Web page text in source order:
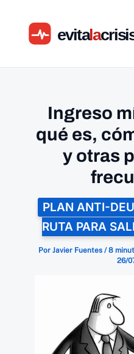
contenido
Ingreso
qué es,
y otras
PLAN ANTI-
RUTA PARA
Por Javier Fuentes /8
26/